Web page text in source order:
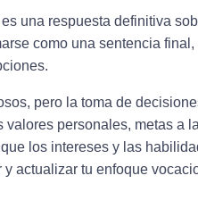
es una respuesta definitiva
como una sentencia
, pero la toma de
valores personales, metas a
los intereses y las
actualizar tu enfoque